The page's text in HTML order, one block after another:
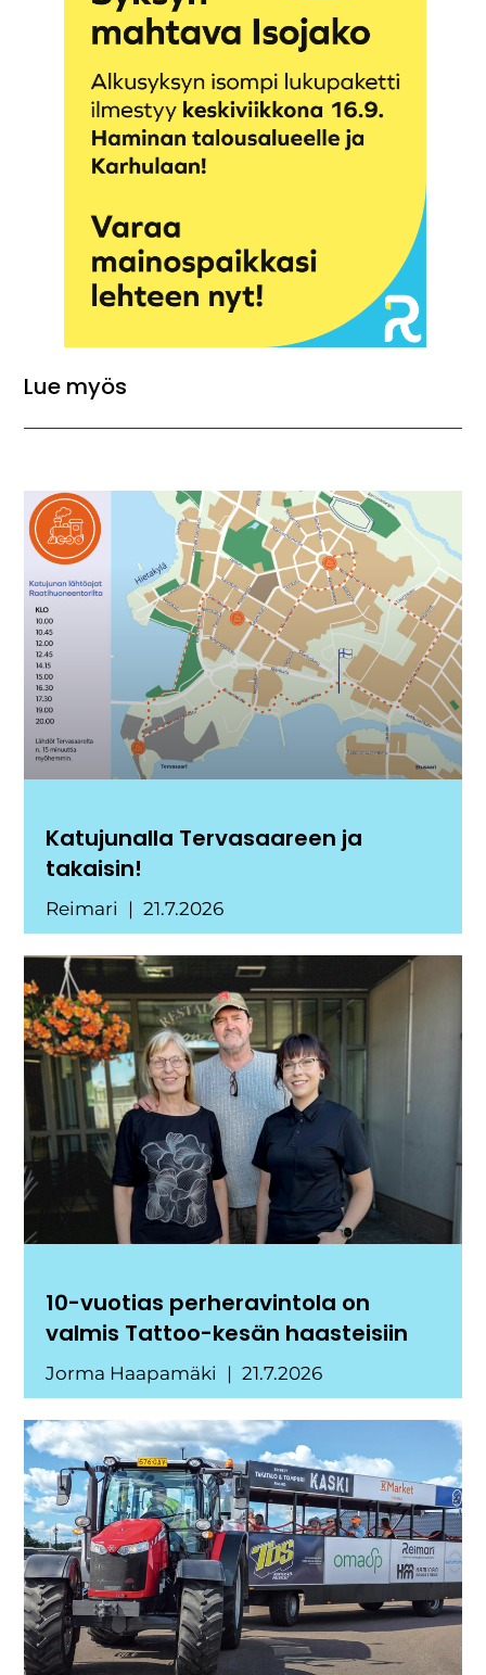
Lue myös
Katujunalla Tervasaareen ja
takaisin!
Reimari 21.7.2026
10-vuotias perheravintola on
valmis Tattoo-kesän haasteisiin
Jorma Haapamäki 21.7.2026